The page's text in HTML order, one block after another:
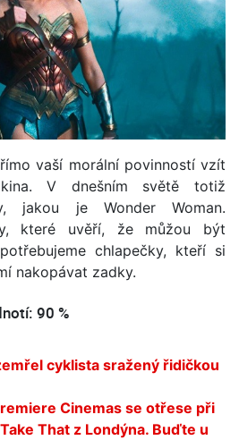
vaší morální povinností vzít
V dnešním světě totiž
jakou je Wonder Woman.
které uvěří, že můžou být
chlapečky, kteří si
nakopávat zadky.
90 %
cyklista sražený řidičkou
Cinemas se otřese při
That z Londýna. Buďte u